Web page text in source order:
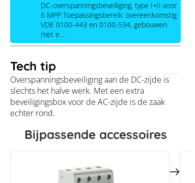
Enwitec overspanningsbeveiliging DC
type I+II 6 MPPT, klemmen
Tech tip
Overspanningsbeveiliging aan de DC-zijde is
slechts het halve werk. Met een extra
beveiligingsbox voor de AC-zijde is de zaak
echter rond.
DC-overspanningsbeveiliging, type I+II voor
6 MPP Toepassingsbereik: overeenkomstig
VDE 0100-443 en 0100-534, gebouwen
met e…
Bijpassende accessoires